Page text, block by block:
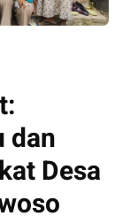
dan
Desa